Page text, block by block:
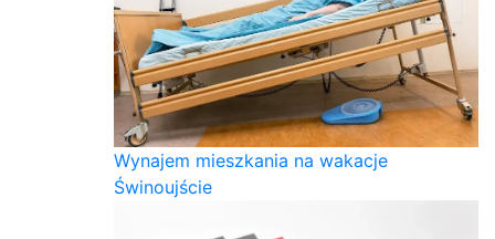
Wynajem mieszkania na wakacje
Świnoujście